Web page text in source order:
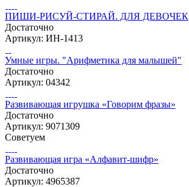
ПИШИ-РИСУЙ-СТИРАЙ. ДЛЯ ДЕВОЧЕК
Достаточно
Артикул: ИН-1413
Умные игры. "Арифметика для малышей"
Достаточно
Артикул: 04342
Развивающая игрушка «‎Говорим фразы»‎
Достаточно
Артикул: 9071309
Советуем
Развивающая игра «Алфавит-шифр»
Достаточно
Артикул: 4965387